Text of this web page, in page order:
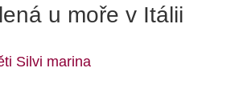
u moře v Itálii
Silvi marina